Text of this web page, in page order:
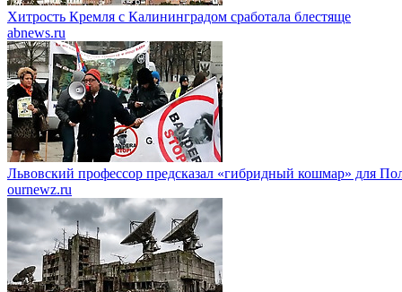
Хитрость Кремля с Калининградом сработала блестяще
abnews.ru
Львовский профессор предсказал «гибридный кошмар» для
ournewz.ru